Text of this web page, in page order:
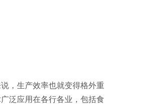
，生产效率也就变得格外重
泛应用在各行各业，包括食